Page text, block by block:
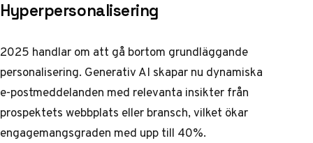
Hyperpersonalisering
2025 handlar om att gå bortom grundläggande
personalisering. Generativ AI skapar nu dynamiska
e-postmeddelanden med relevanta insikter från
prospektets webbplats eller bransch, vilket ökar
engagemangsgraden med upp till 40%.